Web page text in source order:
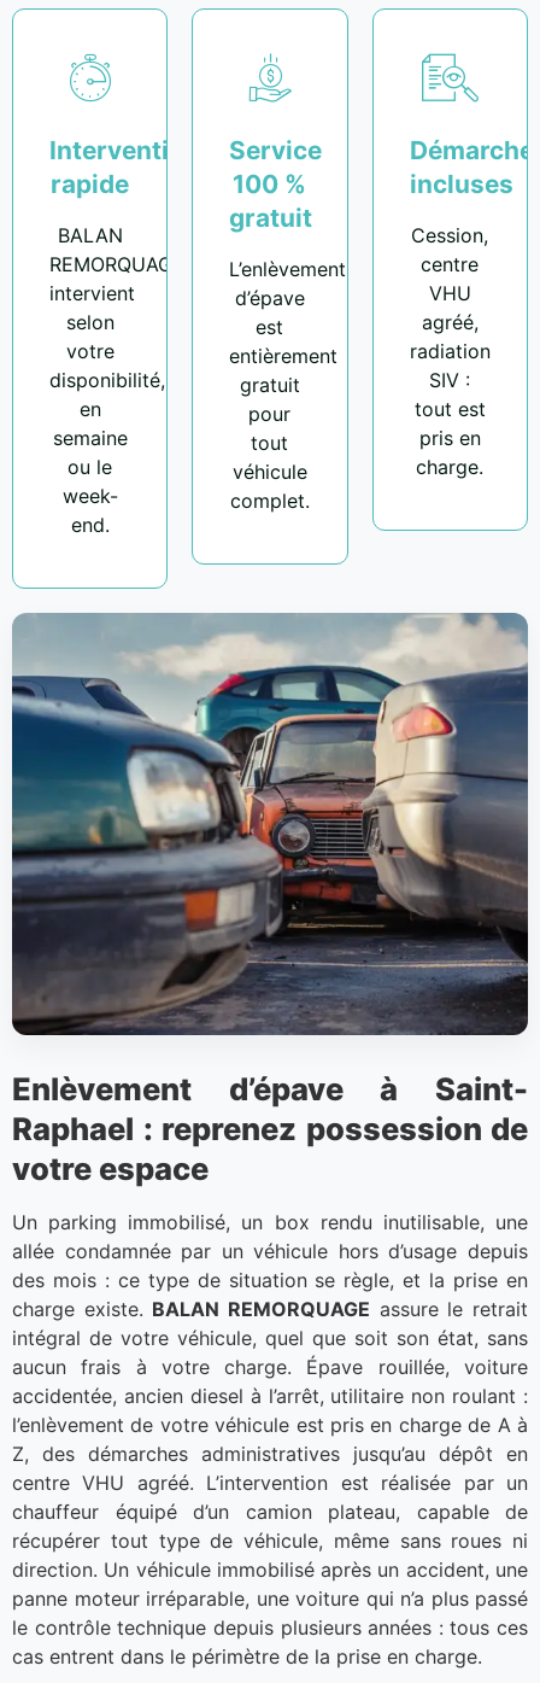
Intervention
rapide
BALAN
REMORQUAGE
intervient
selon
votre
disponibilité,
en
semaine
ou le
week-
end.
Service
100 %
gratuit
L’enlèvement
d’épave
est
entièrement
gratuit
pour
tout
véhicule
complet.
incluses
Cession,
centre
VHU
agréé,
radiation
SIV :
tout est
pris en
charge.
Enlèvement d’épave à Saint-
Raphael : reprenez possession de
votre espace
Un parking immobilisé, un box rendu inutilisable, une
allée condamnée par un véhicule hors d’usage depuis
des mois : ce type de situation se règle, et la prise en
charge existe. BALAN REMORQUAGE assure le retrait
intégral de votre véhicule, quel que soit son état, sans
aucun frais à votre charge. Épave rouillée, voiture
accidentée, ancien diesel à l’arrêt, utilitaire non roulant :
l’enlèvement de votre véhicule est pris en charge de A à
Z, des démarches administratives jusqu’au dépôt en
centre VHU agréé. L’intervention est réalisée par un
chauffeur équipé d’un camion plateau, capable de
récupérer tout type de véhicule, même sans roues ni
direction. Un véhicule immobilisé après un accident, une
panne moteur irréparable, une voiture qui n’a plus passé
le contrôle technique depuis plusieurs années : tous ces
cas entrent dans le périmètre de la prise en charge.